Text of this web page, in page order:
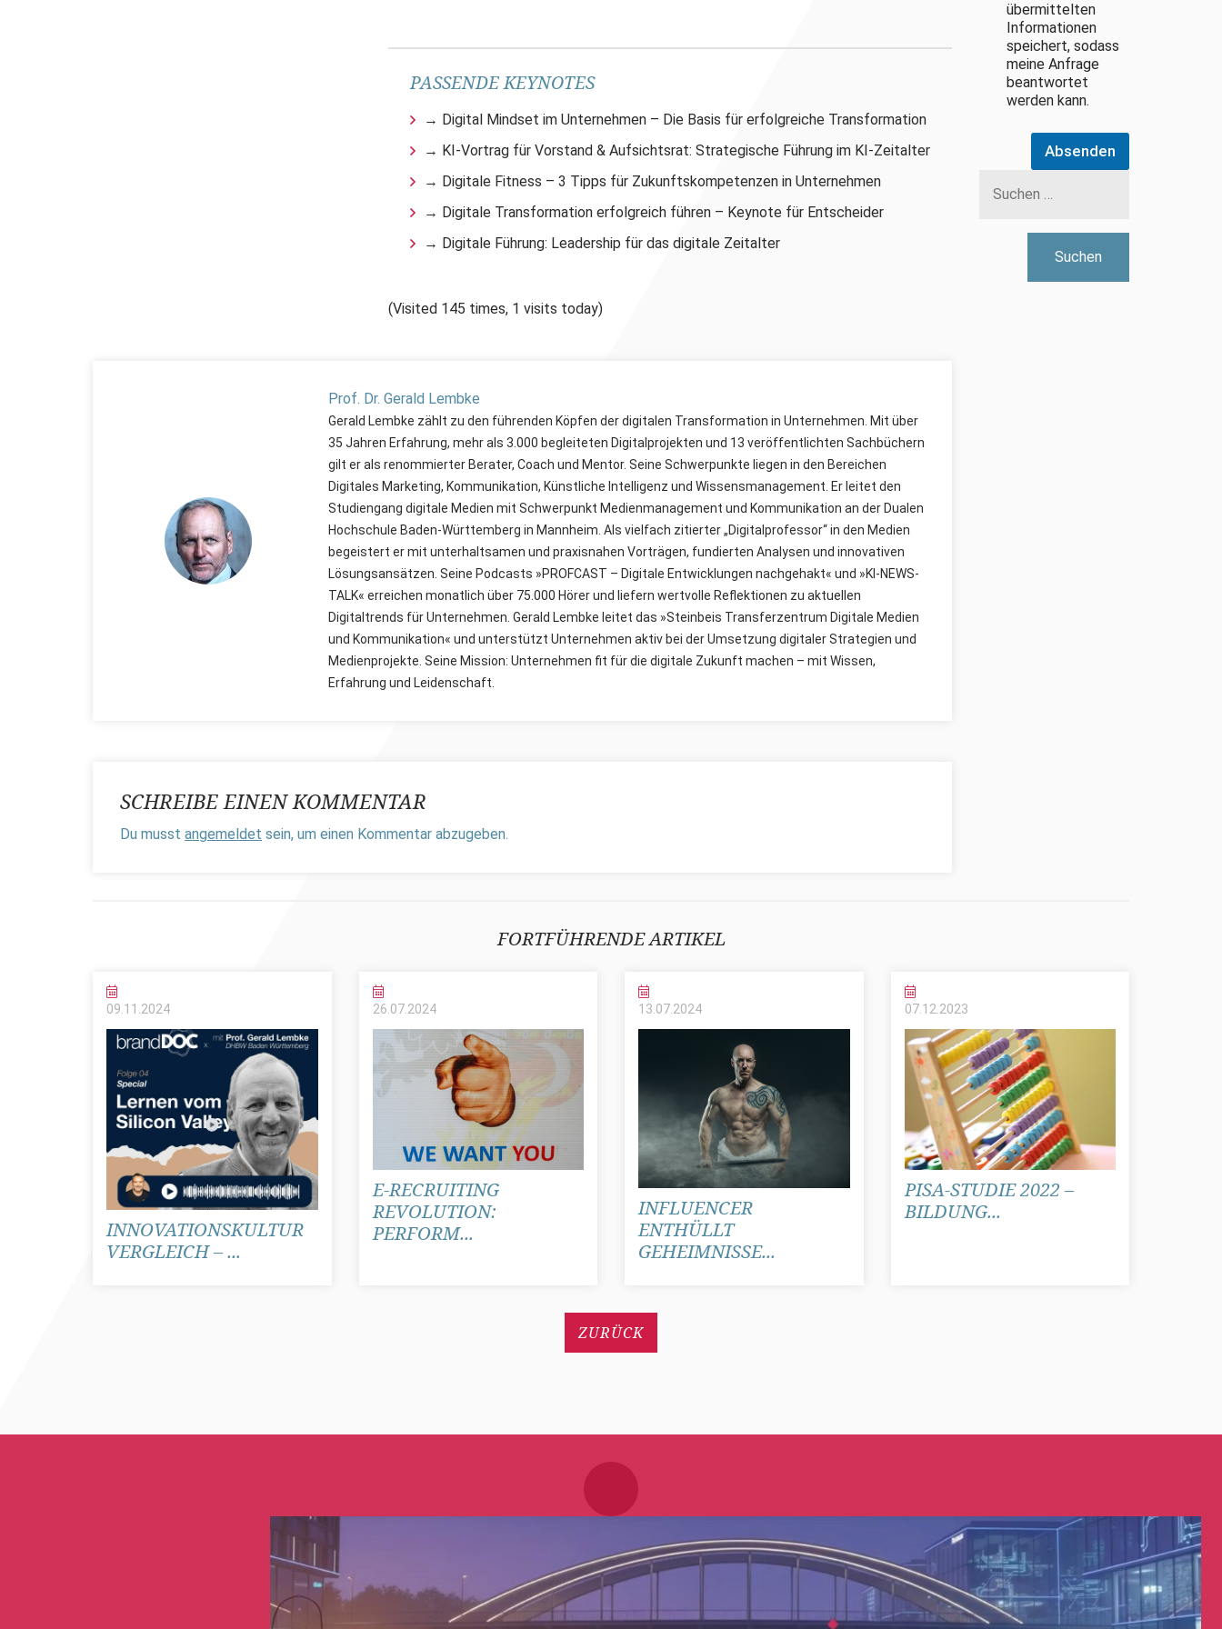
PASSENDE KEYNOTES
→ Digital Mindset im Unternehmen – Die Basis für erfolgreiche Transformation
→ KI-Vortrag für Vorstand & Aufsichtsrat: Strategische Führung im KI-Zeitalter
→ Digitale Fitness – 3 Tipps für Zukunftskompetenzen in Unternehmen
→ Digitale Transformation erfolgreich führen – Keynote für Entscheider
→ Digitale Führung: Leadership für das digitale Zeitalter
(Visited 145 times, 1 visits today)
Prof. Dr. Gerald Lembke
Gerald Lembke zählt zu den führenden Köpfen der digitalen Transformation in Unternehmen. Mit über
35 Jahren Erfahrung, mehr als 3.000 begleiteten Digitalprojekten und 13 veröffentlichten Sachbüchern
gilt er als renommierter Berater, Coach und Mentor. Seine Schwerpunkte liegen in den Bereichen
Digitales Marketing, Kommunikation, Künstliche Intelligenz und Wissensmanagement. Er leitet den
Studiengang digitale Medien mit Schwerpunkt Medienmanagement und Kommunikation an der Dualen
Hochschule Baden-Württemberg in Mannheim. Als vielfach zitierter „Digitalprofessor“ in den Medien
begeistert er mit unterhaltsamen und praxisnahen Vorträgen, fundierten Analysen und innovativen
Lösungsansätzen. Seine Podcasts »PROFCAST – Digitale Entwicklungen nachgehakt« und »KI-NEWS-
TALK« erreichen monatlich über 75.000 Hörer und liefern wertvolle Reflektionen zu aktuellen
Digitaltrends für Unternehmen. Gerald Lembke leitet das »Steinbeis Transferzentrum Digitale Medien
und Kommunikation« und unterstützt Unternehmen aktiv bei der Umsetzung digitaler Strategien und
Medienprojekte. Seine Mission: Unternehmen fit für die digitale Zukunft machen – mit Wissen,
Erfahrung und Leidenschaft.
SCHREIBE EINEN KOMMENTAR
Du musst angemeldet sein, um einen Kommentar abzugeben.
übermittelten
Informationen
speichert, sodass
meine Anfrage
beantwortet
werden kann.
Absenden
FORTFÜHRENDE ARTIKEL
09.11.2024
INNOVATIONSKULTUR
VERGLEICH – ...
26.07.2024
E-RECRUITING
REVOLUTION:
PERFORM...
13.07.2024
INFLUENCER
ENTHÜLLT
GEHEIMNISSE...
07.12.2023
PISA-STUDIE 2022 –
BILDUNG...
ZURÜCK